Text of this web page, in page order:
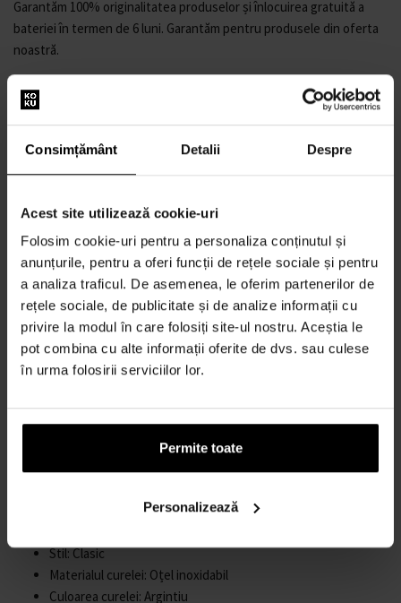
Consimțământ Detalii Despre
Acest site utilizează cookie-uri
Folosim cookie-uri pentru a personaliza conținutul și
anunțurile, pentru a oferi funcții de rețele sociale și pentru
a analiza traficul. De asemenea, le oferim partenerilor de
rețele sociale, de publicitate și de analize informații cu
privire la modul în care folosiți site-ul nostru. Aceștia le
pot combina cu alte informații oferite de dvs. sau culese
în urma folosirii serviciilor lor.
Permite toate
Personalizează
Garantăm 100% originalitatea produselor și înlocuirea gratuită a
bateriei în termen de 6 luni. Garantăm pentru produsele din oferta
noastră.
Așa că nu ezitați și înfrumusețați-vă stilul cu ceasul de mână
Ingersoll I05803B The Charles automatic 44mm 5ATM.
Brand:Ingersoll
Funcții: Oră, Minut, Secundă
Culoarea cadranului: Argintiu
Afișaj: Analog
Finisajul suprafeței: Lustruit
Forma carcasei: Rotund
Sticlă: întărită, Sticlă minerală
Stil: Clasic
Materialul curelei: Oțel inoxidabil
Culoarea curelei: Argintiu